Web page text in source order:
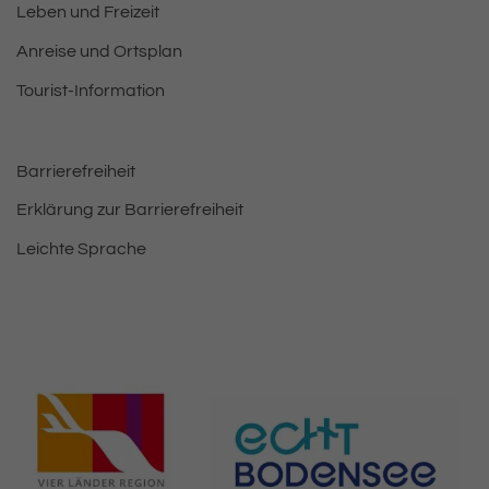
Leben und Freizeit
Anreise und Ortsplan
Tourist-Information
Barrierefreiheit
Erklärung zur Barrierefreiheit
Leichte Sprache